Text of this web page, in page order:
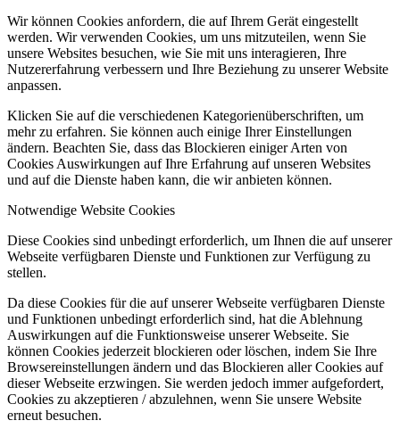
Wir können Cookies anfordern, die auf Ihrem Gerät eingestellt
werden. Wir verwenden Cookies, um uns mitzuteilen, wenn Sie
unsere Websites besuchen, wie Sie mit uns interagieren, Ihre
Nutzererfahrung verbessern und Ihre Beziehung zu unserer Website
anpassen.
Klicken Sie auf die verschiedenen Kategorienüberschriften, um
mehr zu erfahren. Sie können auch einige Ihrer Einstellungen
ändern. Beachten Sie, dass das Blockieren einiger Arten von
Cookies Auswirkungen auf Ihre Erfahrung auf unseren Websites
und auf die Dienste haben kann, die wir anbieten können.
Notwendige Website Cookies
Diese Cookies sind unbedingt erforderlich, um Ihnen die auf unserer
Webseite verfügbaren Dienste und Funktionen zur Verfügung zu
stellen.
Da diese Cookies für die auf unserer Webseite verfügbaren Dienste
und Funktionen unbedingt erforderlich sind, hat die Ablehnung
Auswirkungen auf die Funktionsweise unserer Webseite. Sie
können Cookies jederzeit blockieren oder löschen, indem Sie Ihre
Browsereinstellungen ändern und das Blockieren aller Cookies auf
dieser Webseite erzwingen. Sie werden jedoch immer aufgefordert,
Cookies zu akzeptieren / abzulehnen, wenn Sie unsere Website
erneut besuchen.